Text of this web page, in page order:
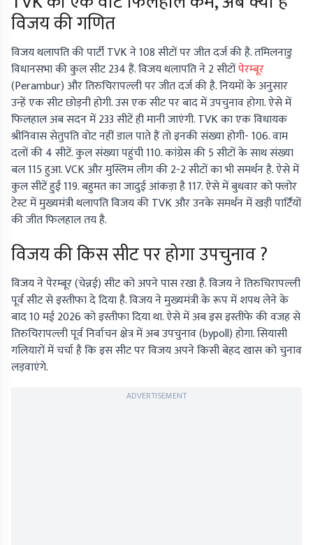
विजय की गणित
विजय थलापति की पार्टी TVK ने 108 सीटों पर जीत दर्ज की है. तमिलनाडु
विधानसभा की कुल सीट 234 हैं. विजय थलापति ने 2 सीटोंपेरम्बूर
(Perambur) और तिरुचिरापल्ली पर जीत दर्ज की है. नियमों के अनुसार
उन्हें एक सीट छोड़नी होगी. उस एक सीट पर बाद में उपचुनाव होगा. ऐसे में
फिलहाल अब सदन में 233 सीटें ही मानी जाएंगी. TVK का एक विधायक
श्रीनिवास सेतुपति वोट नहीं डाल पाते हैं तो इनकी संख्या होगी- 106. वाम
दलों की 4 सीटें. कुल संख्या पहुंची 110. कांग्रेस की 5 सीटों के साथ संख्या
बल 115 हुआ. VCK और मुस्लिम लीग की 2-2 सीटों का भी समर्थन है. ऐसे में
कुल सीटें हुईं 119. बहुमत का जादुई आंकड़ा है 117. ऐसे में बुधवार को फ्लोर
टेस्ट में मुख्यमंत्री थलापति विजय की TVK और उनके समर्थन में खड़ी पार्टिंयों
की जीत फिलहाल तय है.
विजय की किस सीट पर होगा उपचुनाव ?
विजय ने पेरम्बूर (चेन्नई) सीट को अपने पास रखा है. विजय ने तिरुचिरापल्ली
पूर्व सीट से इस्तीफा दे दिया है. विजय ने मुख्यमंत्री के रूप में शपथ लेने के
बाद 10 मई 2026 को इस्तीफा दिया था. ऐसे में अब इस इस्तीफे की वजह से
तिरुचिरापल्ली पूर्व निर्वाचन क्षेत्र में अब उपचुनाव (bypoll) होगा. सियासी
गलियारों में चर्चा है कि इस सीट पर विजय अपने किसी बेहद खास को चुनाव
लड़वाएंगे.
ADVERTISEMENT